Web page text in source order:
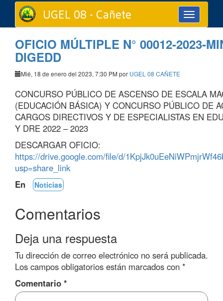
Toggle
navigation
UGEL 08 - Cañete
OFICIO MÚLTIPLE N° 00012-2023-
DIGEDD
Mié, 18 de enero del 2023, 7:30 PM por UGEL 08 CAÑETE
CONCURSO PÚBLICO DE ASCENSO DE ESCALA
(EDUCACIÓN BÁSICA) Y CONCURSO PÚBLICO DE
CARGOS DIRECTIVOS Y DE ESPECIALISTAS EN
Y DRE 2022 – 2023
DESCARGAR OFICIO:
https://drive.google.com/file/d/
usp=share_link
En
Noticias
Comentarios
Deja una respuesta
Tu dirección de correo electrónico no será publicada.
Los campos obligatorios están marcados con *
Comentario *